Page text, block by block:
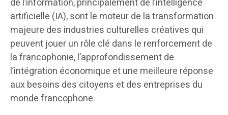
de l’information, principalement de l’intelligence
artificielle (IA), sont le moteur de la transformation
majeure des industries culturelles créatives qui
peuvent jouer un rôle clé dans le renforcement de
la francophonie, l’approfondissement de
l’intégration économique et une meilleure réponse
aux besoins des citoyens et des entreprises du
monde francophone.